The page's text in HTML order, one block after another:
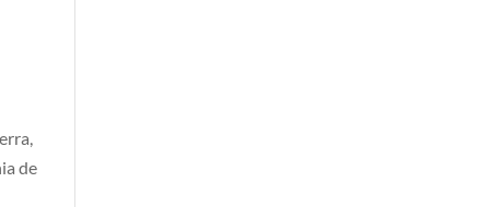
de